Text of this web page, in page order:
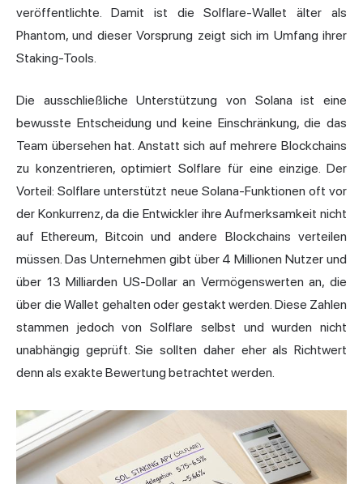
veröffentlichte. Damit ist die Solflare-Wallet älter als
Phantom, und dieser Vorsprung zeigt sich im Umfang ihrer
Staking-Tools.
Die ausschließliche Unterstützung von Solana ist eine
bewusste Entscheidung und keine Einschränkung, die das
Team übersehen hat. Anstatt sich auf mehrere Blockchains
zu konzentrieren, optimiert Solflare für eine einzige. Der
Vorteil: Solflare unterstützt neue Solana-Funktionen oft vor
der Konkurrenz, da die Entwickler ihre Aufmerksamkeit nicht
auf Ethereum, Bitcoin und andere Blockchains verteilen
müssen. Das Unternehmen gibt über 4 Millionen Nutzer und
über 13 Milliarden US-Dollar an Vermögenswerten an, die
über die Wallet gehalten oder gestakt werden. Diese Zahlen
stammen jedoch von Solflare selbst und wurden nicht
unabhängig geprüft. Sie sollten daher eher als Richtwert
denn als exakte Bewertung betrachtet werden.